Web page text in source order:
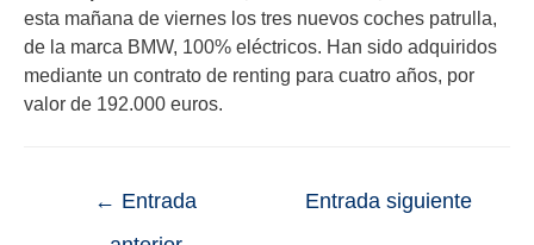
esta mañana de viernes los tres nuevos coches patrulla,
de la marca BMW, 100% eléctricos. Han sido adquiridos
mediante un contrato de renting para cuatro años, por
valor de 192.000 euros.
← Entrada
Entrada siguiente